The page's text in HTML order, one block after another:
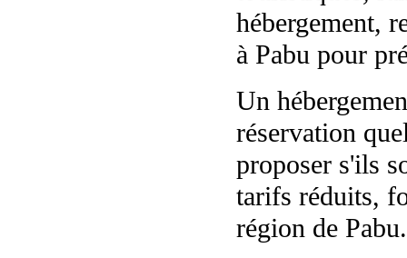
hébergement,
à Pabu pour
Un
réservation
proposer s'ils
tarifs réduits,
région de